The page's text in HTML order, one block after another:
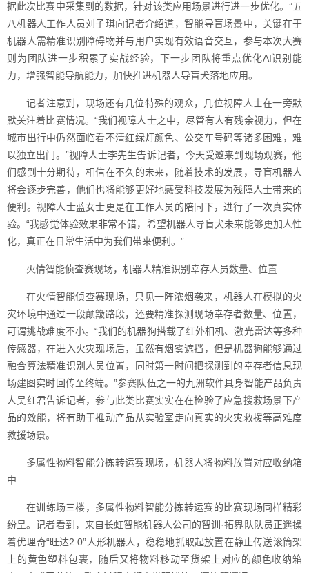
据此次比赛中采集到的数据，针对该类应用场景进行进一步优化。”五
八机器人工作人员刘子琪向记者介绍道，智能导盲场景中，关键在于
机器人需精准识别障碍物并与用户实现有效语音交互，参与本次大赛
则为团队进一步积累了实战经验，下一步团队将重点优化AI识别能
力，增强智能导航能力，加快推进机器人导盲犬落地应用。
记者注意到，现场还有几位特殊的观众，几位视障人士在一旁默
默关注着比赛情况。“我们视障人士之中，尽管有人有残余视力，但在
城市出行中仍然面临看不清红绿灯颜色、公交车号码等诸多困难，难
以独立出门。”视障人士李先生告诉记者，今天受邀来到现场观赛，他
们感到十分期待，相信在不久的未来，随着技术的发展，导盲机器人
将会逐步完善，他们也将能够更好地感受科技发展为残障人士带来的
便利。视障人士蓝女士更是在工作人员的陪同下，进行了一次真实体
验。“我感觉体验效果非常不错，希望机器人导盲犬未来能够更加人性
化，真正在日常生活中为我们带来便利。”
火情智能侦查赛现场，机器人精准识别幸存人员数量、位置
在火情智能侦查赛现场，只见一阵浓烟袭来，机器人在模拟的火
灾环境中通过一段颠簸路段，还要精准探测现场幸存者数量、位置，
可谓挑战难度不小。“我们的机器狗搭载了红外相机、激光雷达等多种
传感器，在进入火灾现场后，虽然有烟雾遮挡，但是机器狗能够通过
融合算法精准识别人员位置，同时第一时间把探测到的幸存者信息现
场建图实时回传至终端。”参赛队伍之一的九洲软件具身智能产品负责
人吴红君告诉记者，参与此类比赛实实在在检验了应急搜救场景下产
品的效能，将有助于推动产品从实验室走向真实的火灾救援等高难度
救援场景。
多属性物料智能分拣转运赛现场，机器人将物料放置对应收纳箱
中
在训练场三楼，多属性物料智能分拣转运赛的比赛现场同样精彩
纷呈。记者看到，来自长虹智能机器人公司的智训·拓界队队员正遥操
着优理奇“旺达2.0”人形机器人，稳稳地抓取起放置在静止传送滚筒架
上的黄色塑料包裹，随后又将物料移动至货架上对应的颜色收纳箱